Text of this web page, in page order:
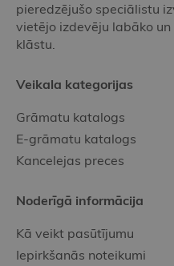
pieredzējušo speciālistu
vietējo izdevēju labāko
klāstu.
Veikala kategorijas
Grāmatu katalogs
E-grāmatu katalogs
Kancelejas preces
Noderīgā informācija
Kā veikt pasūtījumu
Iepirkšanās noteikumi